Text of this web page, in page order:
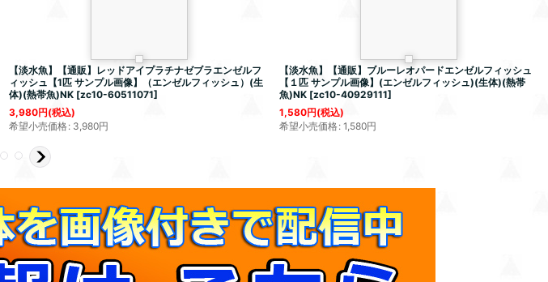
【淡水魚】【通販】レッドアイプラチナゼブラエンゼルフ
ィッシュ【1匹 サンプル画像】（エンゼルフィッシュ）(生
体)(熱帯魚)NK [zc10-60511071]
3,980円(税込)
希望小売価格: 3,980円
【淡水魚】【通販】ブルーレオパードエンゼルフィッシュ
【１匹 サンプル画像】(エンゼルフィッシュ)(生体)(熱帯
魚)NK [zc10-40929111]
1,580円(税込)
希望小売価格: 1,580円